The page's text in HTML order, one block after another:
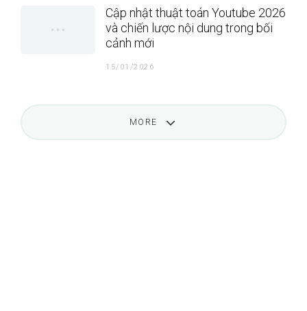
Cập nhật thuật toán Youtube 2026
và chiến lược nội dung trong bối
cảnh mới
15/01/2026
MORE